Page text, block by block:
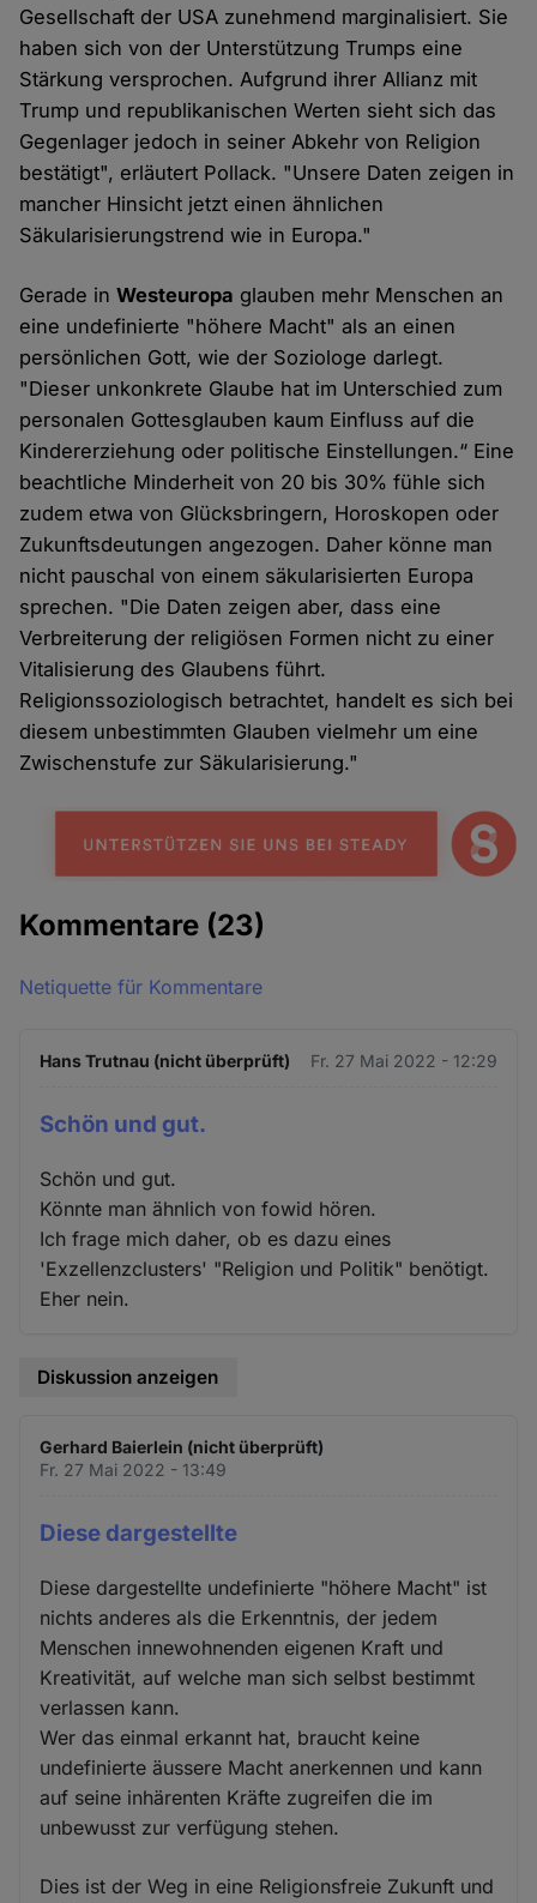
Gesellschaft der USA zunehmend marginalisiert. Sie
haben sich von der Unterstützung Trumps eine
Stärkung versprochen. Aufgrund ihrer Allianz mit
Trump und republikanischen Werten sieht sich das
Gegenlager jedoch in seiner Abkehr von Religion
bestätigt", erläutert Pollack. "Unsere Daten zeigen in
mancher Hinsicht jetzt einen ähnlichen
Säkularisierungstrend wie in Europa."
Gerade inWesteuropa glauben mehr Menschen an
eine undefinierte "höhere Macht" als an einen
persönlichen Gott, wie der Soziologe darlegt.
"Dieser unkonkrete Glaube hat im Unterschied zum
personalen Gottesglauben kaum Einfluss auf die
Kindererziehung oder politische Einstellungen.“ Eine
beachtliche Minderheit von 20 bis 30% fühle sich
zudem etwa von Glücksbringern, Horoskopen oder
Zukunftsdeutungen angezogen. Daher könne man
nicht pauschal von einem säkularisierten Europa
sprechen. "Die Daten zeigen aber, dass eine
Verbreiterung der religiösen Formen nicht zu einer
Vitalisierung des Glaubens führt.
Religionssoziologisch betrachtet, handelt es sich bei
diesem unbestimmten Glauben vielmehr um eine
Zwischenstufe zur Säkularisierung."
Kommentare (23)
Netiquette für Kommentare
Hans Trutnau (nicht überprüft) Fr. 27 Mai 2022 - 12:29
Schön und gut.
Schön und gut.
Könnte man ähnlich von fowid hören.
Ich frage mich daher, ob es dazu eines
'Exzellenzclusters' "Religion und Politik" benötigt.
Eher nein.
Diskussion anzeigen
Gerhard Baierlein (nicht überprüft)
Fr. 27 Mai 2022 - 13:49
Diese dargestellte
Diese dargestellte undefinierte "höhere Macht" ist
nichts anderes als die Erkenntnis, der jedem
Menschen innewohnenden eigenen Kraft und
Kreativität, auf welche man sich selbst bestimmt
verlassen kann.
Wer das einmal erkannt hat, braucht keine
undefinierte äussere Macht anerkennen und kann
auf seine inhärenten Kräfte zugreifen die im
unbewusst zur verfügung stehen.
Dies ist der Weg in eine Religionsfreie Zukunft und